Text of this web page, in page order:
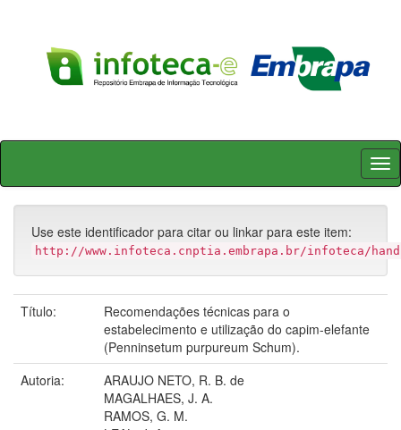
Skip
Use este identificador para citar ou linkar para este item:
http://www.infoteca.cnptia.embrapa.br/infoteca/
Título:
Recomendações técnicas para o
estabelecimento e utilização do capim-elefante
(Penninsetum purpureum Schum).
Autoria:
ARAUJO NETO, R. B. de
MAGALHAES, J. A.
RAMOS, G. M.